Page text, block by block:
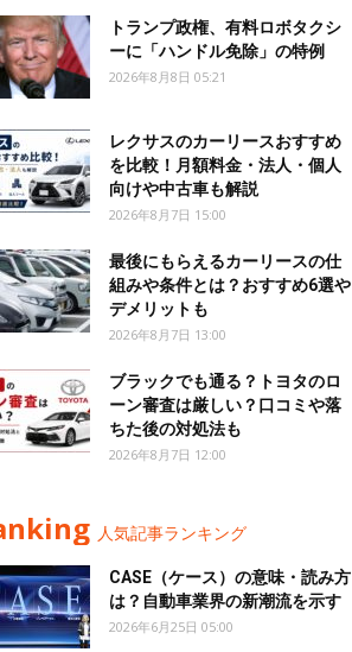
トランプ政権、有料ロボタクシ
ーに「ハンドル免除」の特例
2026年8月8日 05:21
レクサスのカーリースおすすめ
を比較！月額料金・法人・個人
向けや中古車も解説
2026年8月7日 15:00
最後にもらえるカーリースの仕
組みや条件とは？おすすめ6選や
デメリットも
2026年8月7日 13:00
ブラックでも通る？トヨタのロ
ーン審査は厳しい？口コミや落
ちた後の対処法も
2026年8月7日 12:00
人気記事ランキング
CASE（ケース）の意味・読み方
は？自動車業界の新潮流を示す
2026年6月25日 05:00